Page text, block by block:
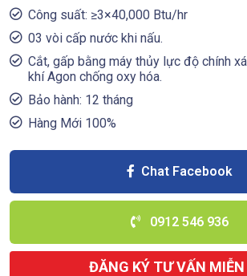
Công suất: ≥3×40,000 Btu/hr
03 vòi cấp nước khi nấu.
Cắt, gấp bằng máy thủy lực độ chính
khí Agon chống oxy hóa.
Bảo hành: 12 tháng
Hàng Mới 100%
Chat Facebook
0912 546 936
ĐĂNG KÝ TƯ VẤN MIỄN